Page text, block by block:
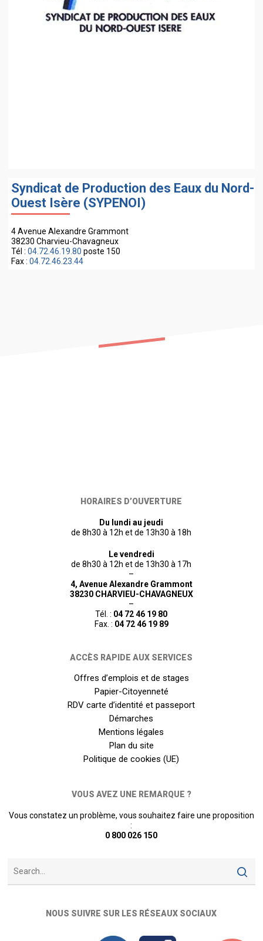
Syndicat de Production des Eaux du Nord-
Ouest Isère (SYPENOI)
4 Avenue Alexandre Grammont
38230 Charvieu-Chavagneux
Tél : 04.72.46.19.80 poste 150
Fax : 04.72.46.23.44
HORAIRES D’OUVERTURE
Du lundi au jeudi
de 8h30 à 12h et de 13h30 à 18h
Le vendredi
de 8h30 à 12h et de 13h30 à 17h
–
4, Avenue Alexandre Grammont
38230 CHARVIEU-CHAVAGNEUX
–
Tél. : 04 72 46 19 80
Fax. : 04 72 46 19 89
ACCÈS RAPIDE AUX SERVICES
Offres d’emplois et de stages
Papier-Citoyenneté
RDV carte d’identité et passeport
Démarches
Mentions légales
Plan du site
Politique de cookies (UE)
VOUS AVEZ UNE REMARQUE ?
Vous constatez un problème, vous souhaitez faire une proposition
:
0 800 026 150
NOUS SUIVRE SUR LES RÉSEAUX SOCIAUX